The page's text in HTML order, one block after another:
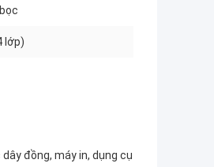
lớp)
đồng, máy in, dụng cụ